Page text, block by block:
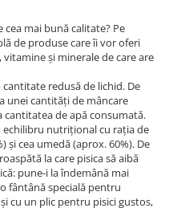
cea mai bună calitate? Pe
de produse care îi vor oferi
și minerale de care are
redusă de lichid. De
unei cantități de mâncare
de apă consumată.
echilibru nutrițional cu rația de
și cea umedă (aprox. 60%). De
la care pisica să aibă
pune-i la îndemână mai
fântână specială pentru
cu un plic pentru pisici gustos,